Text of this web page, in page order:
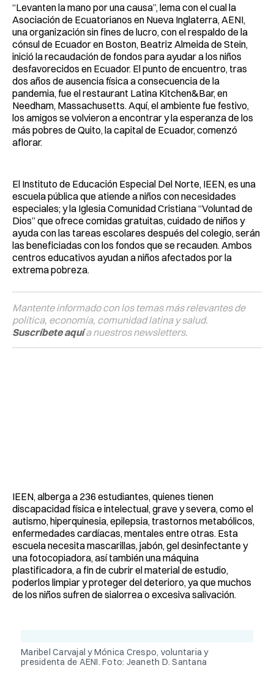
“Levanten la mano por una causa”, lema con el cual la
Asociación de Ecuatorianos en Nueva Inglaterra, AENI,
una organización sin fines de lucro, con el respaldo de la
cónsul de Ecuador en Boston, Beatriz Almeida de Stein,
inició la recaudación de fondos para ayudar a los niños
desfavorecidos en Ecuador. El punto de encuentro, tras
dos años de ausencia física a consecuencia de la
pandemia, fue el restaurant Latina Kitchen&Bar, en
Needham, Massachusetts. Aquí, el ambiente fue festivo,
los amigos se volvieron a encontrar y la esperanza de los
más pobres de Quito, la capital de Ecuador, comenzó
aflorar.
El Instituto de Educación Especial Del Norte, IEEN, es una
escuela pública que atiende a niños con necesidades
especiales; y la Iglesia Comunidad Cristiana “Voluntad de
Dios” que ofrece comidas gratuitas, cuidado de niños y
ayuda con las tareas escolares después del colegio, serán
las beneficiadas con los fondos que se recauden. Ambos
centros educativos ayudan a niños afectados por la
extrema pobreza.
Mantente informado con los temas más relevantes de
política, economía, comunidad latina y salud.
Suscríbete aquía nuestros newsletters.
IEEN, alberga a 236 estudiantes, quienes tienen
discapacidad física e intelectual, grave y severa, como el
autismo, hiperquinesia, epilepsia, trastornos metabólicos,
enfermedades cardíacas, mentales entre otras. Esta
escuela necesita mascarillas, jabón, gel desinfectante y
una fotocopiadora, así también una máquina
plastificadora, a fin de cubrir el material de estudio,
poderlos limpiar y proteger del deterioro, ya que muchos
de los niños sufren de sialorrea o excesiva salivación.
Maribel Carvajal y Mónica Crespo, voluntaria y
presidenta de AENI. Foto: Jeaneth D. Santana